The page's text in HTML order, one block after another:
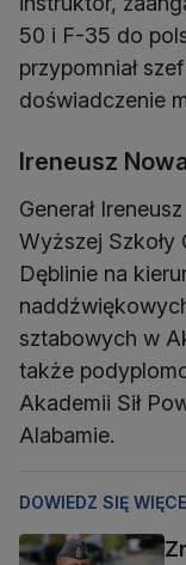
50 i F-35 do
przypomniał
doświadczenie
Ireneusz
Generał
Wyższej Szkoły
Dęblinie na
sztabowych w
także
Akademii Sił
Alabamie.
DOWIEDZ SIĘ